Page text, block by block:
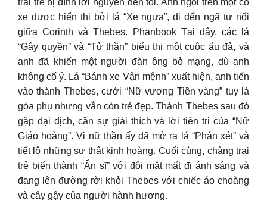
trai trẻ bị dính lời nguyền đen tối. Anh ngồi trên một cỗ
xe được hiển thị bởi lá “Xe ngựa”, đi đến ngã tư nối
giữa Corinth và Thebes. Phanbook Tại đây, các lá
“Gậy quyền” và “Tử thần” biểu thị một cuộc ẩu đả, và
anh đã khiến một người đàn ông bỏ mạng, dù anh
không cố ý. Lá “Bánh xe Vận mệnh” xuất hiện, anh tiến
vào thành Thebes, cưới “Nữ vương Tiền vàng” tuy là
góa phụ nhưng vẫn còn trẻ đẹp. Thành Thebes sau đó
gặp đại dịch, cần sự giải thích và lời tiên tri của “Nữ
Giáo hoàng”. Vị nữ thần ấy đã mở ra lá “Phán xét” và
tiết lộ những sự thật kinh hoàng. Cuối cùng, chàng trai
trẻ biến thành “Ẩn sĩ” với đôi mắt mất đi ánh sáng và
đang lên đường rời khỏi Thebes với chiếc áo choàng
và cây gậy của người hành hương.